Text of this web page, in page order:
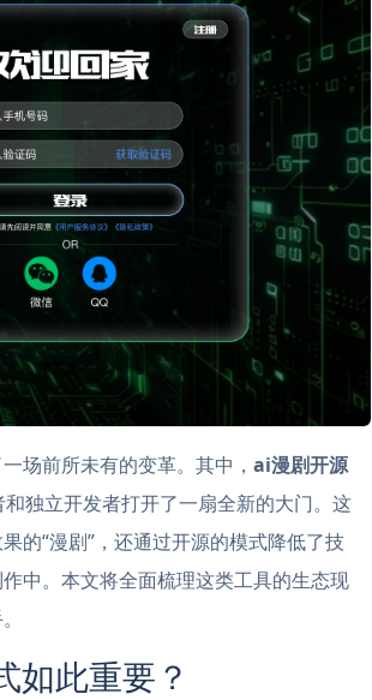
场前所未有的变革。其中， ai漫剧开源
独立开发者打开了一扇全新的大门。这
的“漫剧”，还通过开源的模式降低了技
中。本文将全面梳理这类工具的生态现
如此重要？